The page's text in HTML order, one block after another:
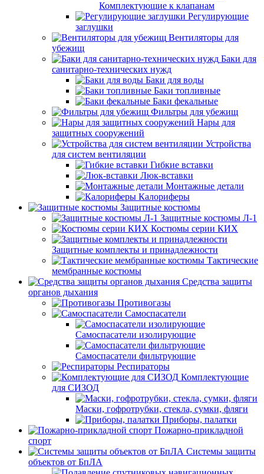
Комплектующие к клапанам
Регулирующие
заглушки
Вентиляторы для
убежищ
Баки для
санитарно-технических нужд
Баки для воды
Баки топливные
Баки фекальные
Фильтры для убежищ
Нары для
защитных сооружений
Устройства
для систем вентиляции
Гибкие вставки
Люк-вставки
Монтажные детали
Калориферы
Защитные костюмы
Защитные костюмы Л-1
Костюмы серии КИХ
Защитные комплекты и принадлежности
Тактические
мембранные костюмы
Средства защиты
органов дыхания
Противогазы
Самоспасатели
Самоспасатели изолирующие
Самоспасатели фильтрующие
Респираторы
Комплектующие
для СИЗОД
Маски, гофротрубки, стекла, сумки, фляги
Приборы, палатки
Пожарно-прикладной
спорт
Системы защиты
объектов от БпЛА